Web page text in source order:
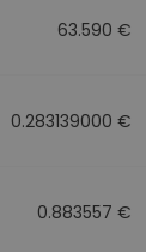
63.590 €
0.283139000 €
0.883557 €